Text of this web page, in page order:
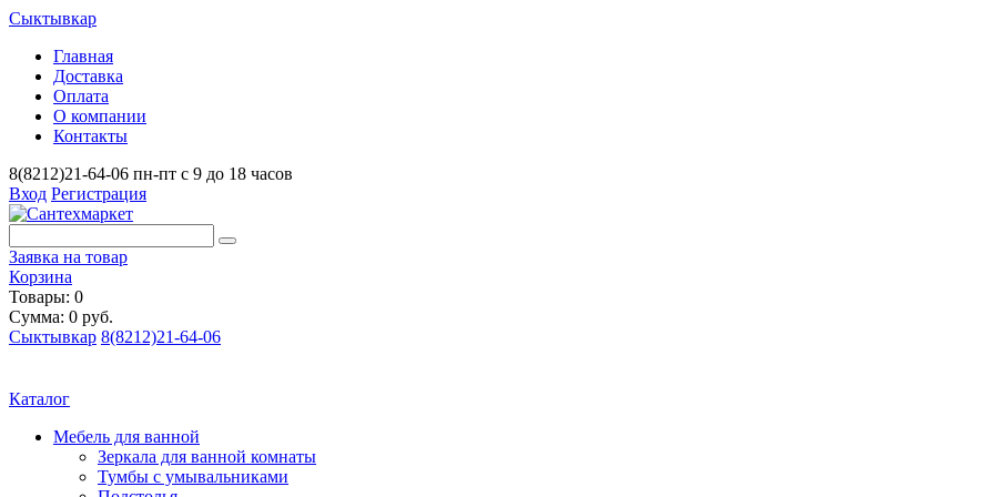
Сыктывкар
Главная
Доставка
Оплата
О компании
Контакты
8(8212)21-64-06 пн-пт с 9 до 18 часов
Вход Регистрация
Заявка на товар
Корзина
Товары: 0
Сумма: 0 руб.
Сыктывкар 8(8212)21-64-06
Каталог
Мебель для ванной
Зеркала для ванной комнаты
Тумбы с умывальниками